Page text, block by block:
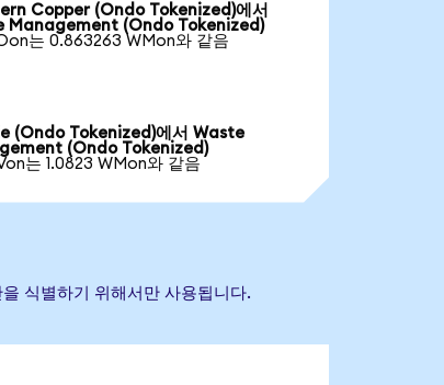
Copper (Ondo Tokenized)에서
Management (Ondo Tokenized)
는 0.863263 WMon와 같음
(Ondo Tokenized)에서 Waste
(Ondo Tokenized)
는 1.0823 WMon와 같음
식별하기 위해서만 사용됩니다.